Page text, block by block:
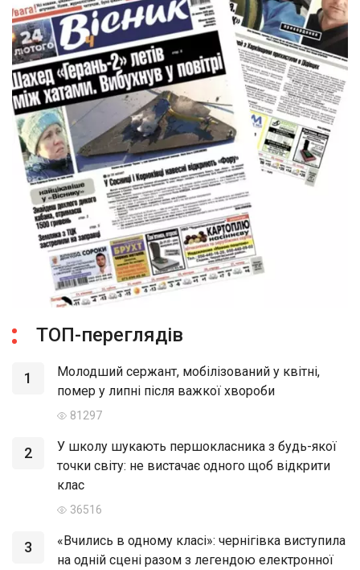
ТОП-переглядів
1
Молодший сержант, мобілізований у квітні,
помер у липні після важкої хвороби
81297
2
У школу шукають першокласника з будь-якої
точки світу: не вистачає одного щоб відкрити
клас
36516
3
«Вчились в одному класі»: чернігівка виступила
на одній сцені разом з легендою електронної